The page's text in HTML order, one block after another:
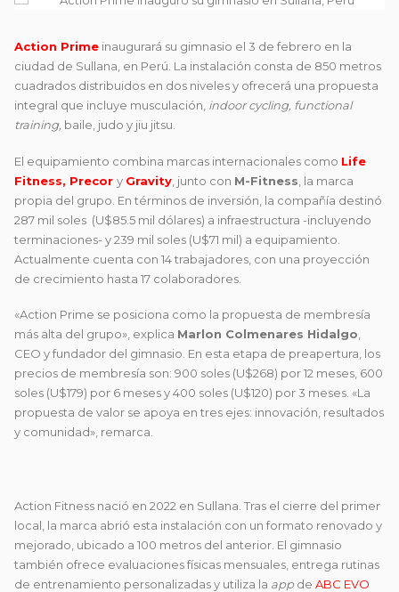
Action Prime inaugurará su gimnasio el 3 de febrero en la
ciudad de Sullana, en Perú. La instalación consta de 850 metros
cuadrados distribuidos en dos niveles y ofrecerá una propuesta
integral que incluye musculación, indoor cycling, functional
training, baile, judo y jiu jitsu.
El equipamiento combina marcas internacionales como Life
Fitness, Precor y Gravity , junto con M-Fitness , la marca
propia del grupo. En términos de inversión, la compañía destinó
287 mil soles (U$85.5 mil dólares) a infraestructura -incluyendo
terminaciones- y 239 mil soles (U$71 mil) a equipamiento.
Actualmente cuenta con 14 trabajadores, con una proyección
de crecimiento hasta 17 colaboradores.
«Action Prime se posiciona como la propuesta de membresía
más alta del grupo», explica Marlon Colmenares Hidalgo
CEO y fundador del gimnasio. En esta etapa de preapertura, los
precios de membresía son: 900 soles (U$268) por 12 meses, 600
soles (U$179) por 6 meses y 400 soles (U$120) por 3 meses. «La
propuesta de valor se apoya en tres ejes: innovación, resultados
y comunidad», remarca.
Action Fitness nació en 2022 en Sullana. Tras el cierre del primer
local, la marca abrió esta instalación con un formato renovado y
mejorado, ubicado a 100 metros del anterior. El gimnasio
también ofrece evaluaciones físicas mensuales, entrega rutinas
de entrenamiento personalizadas y utiliza la app de ABC EVO